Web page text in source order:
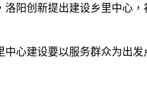
阳创新提出建设乡里中心
心建设要以服务群众为出